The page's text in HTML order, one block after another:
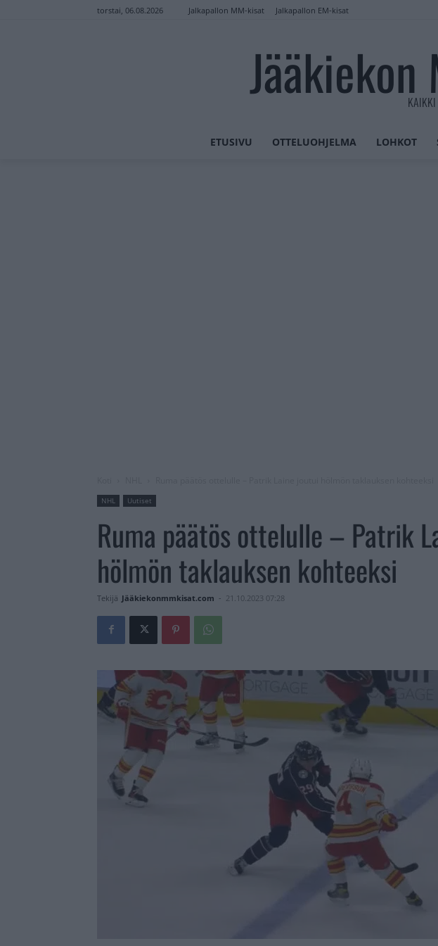
torstai, 06.08.2026 Jalkapallon MM-kisat Jalkapallon EM-kisat
KAIKKI
ETUSIVU OTTELUOHJELMA LOHKOT
NHL Uutiset
Ruma päätös ottelulle – Patrik
hölmön taklauksen kohteeksi
Tekijä Jääkiekonmmkisat.com - 21.10.2023 07:28